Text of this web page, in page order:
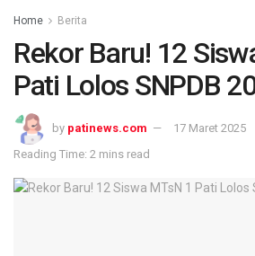
Home Berita
Rekor Baru! 12
Pati Lolos SNPDB
by patinews.com
17 Maret 2025
Reading Time: 2 mins read